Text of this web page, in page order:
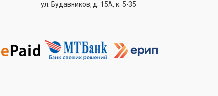
ул. Будавников, д. 15А, к. 5-35